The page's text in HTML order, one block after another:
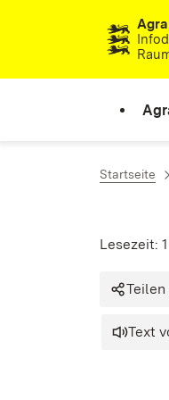
Zum Inhalt
Startseite
Lesezeit:
Teilen
Text